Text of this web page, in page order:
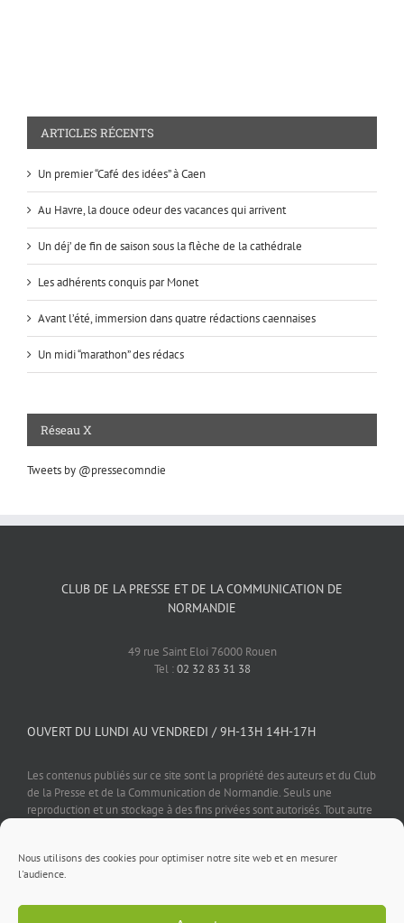
Nous utilisons des cookies pour optimiser notre site web et en mesurer
l'audience.
ARTICLES RÉCENTS
Un premier “Café des idées” à Caen
Au Havre, la douce odeur des vacances qui arrivent
Un déj’ de fin de saison sous la flèche de la cathédrale
Les adhérents conquis par Monet
Avant l’été, immersion dans quatre rédactions caennaises
Un midi “marathon” des rédacs
Réseau X
Tweets by @pressecomndie
CLUB DE LA PRESSE ET DE LA COMMUNICATION DE
NORMANDIE
49 rue Saint Eloi 76000 Rouen
Tel :02 32 83 31 38
OUVERT DU LUNDI AU VENDREDI / 9H-13H 14H-17H
Les contenus publiés sur ce site sont la propriété des auteurs et du Club
de la Presse et de la Communication de Normandie. Seuls une
reproduction et un stockage à des fins privées sont autorisés. Tout autre